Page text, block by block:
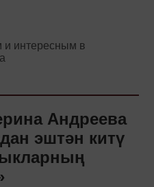
интересным в
Андреева
эштән китү